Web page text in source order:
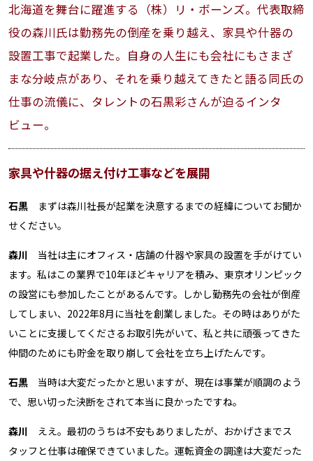
北海道を舞台に躍進する（株）リ・ボーンズ。代表取締
役の森川氏は勤務先の倒産を乗り越え、家具や什器の
設置工事で起業した。自身の人生にも会社にもさまざ
まな分岐点があり、それを乗り越えてきたと語る同氏の
仕事の流儀に、タレントの石黒彩さんが迫るインタ
ビュー。
家具や什器の据え付け工事などを展開
石黒 まずは森川社長が起業を決意するまでの経緯についてお聞か
せください。
森川 当社は主にオフィス・店舗の什器や家具の設置を手がけてい
ます。私はこの業界で10年ほどキャリアを積み、東京オリンピック
の設営にも参加したことがあるんです。しかし勤務先の会社が倒産
してしまい、2022年8月に当社を創業しました。その時はありがた
いことに支援してくださるお取引先がいて、私と共に頑張ってきた
仲間のためにも貯金を取り崩して会社を立ち上げたんです。
石黒 当時は大変だったかと思いますが、現在は事業が順調のよう
で、思い切った決断をされて本当に良かったですね。
森川 ええ。最初のうちは不安もありましたが、おかげさまでス
タッフと仕事は確保できていました。運転資金の調達は大変だった